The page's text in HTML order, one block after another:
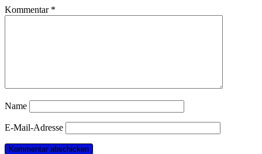
Kommentar *
Name
E-Mail-Adresse